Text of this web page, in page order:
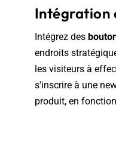
Intégration
Intégrez des
endroits
les visiteurs à
s'inscrire à une
produit, en